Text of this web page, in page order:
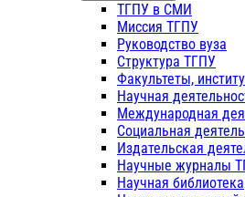
ТГПУ в СМИ
Миссия ТГПУ
Руководство вуза
Структура ТГПУ
Факультеты,
Научная
Международная
Социальная
Издательская
Научные журналы
Научная библиотека